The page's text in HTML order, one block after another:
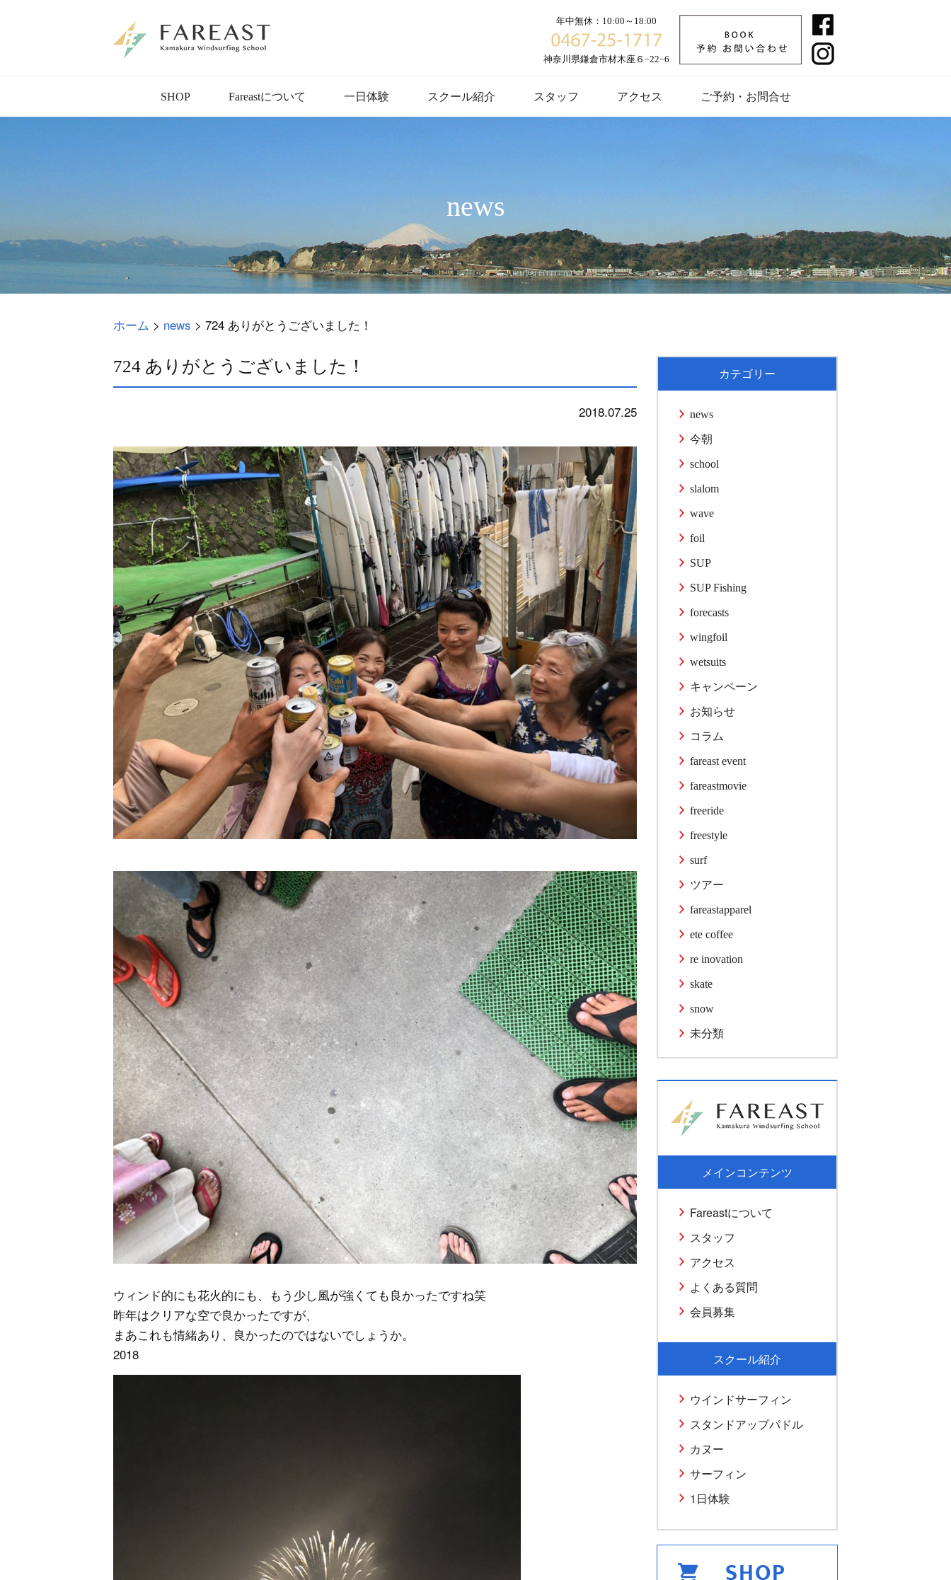
年中無休：10:00～18:00
神奈川県鎌倉市材木座６−22−6
SHOP Fareastについて 一日体験 スクール紹介 スタッフ アクセス ご予約・お問合せ
news
ホーム > news > 724 ありがとうございました！
724 ありがとうございました！
2018.07.25
ウィンド的にも花火的にも、もう少し風が強くても良かったですね笑
昨年はクリアな空で良かったですが、
まあこれも情緒あり、良かったのではないでしょうか。
2018
カテゴリー
news
今朝
school
slalom
wave
foil
SUP
SUP Fishing
forecasts
wingfoil
wetsuits
キャンペーン
お知らせ
コラム
fareast event
fareastmovie
freeride
freestyle
surf
ツアー
fareastapparel
ete coffee
re inovation
skate
snow
未分類
メインコンテンツ
Fareastについて
スタッフ
アクセス
よくある質問
会員募集
スクール紹介
ウインドサーフィン
スタンドアップパドル
カヌー
サーフィン
1日体験